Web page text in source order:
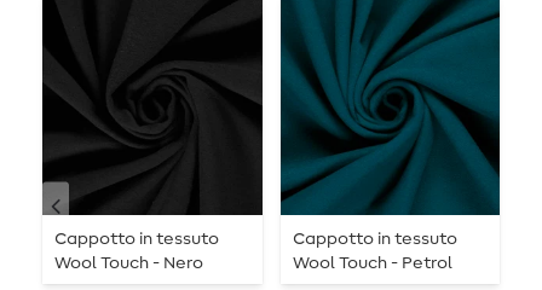
Cappotto in tessuto
Wool Touch - Nero
Cappotto in tessuto
Wool Touch - Petrol